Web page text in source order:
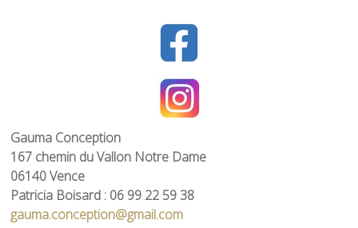
Gauma Conception
167 chemin du Vallon Notre Dame
06140 Vence
Patricia Boisard : 06 99 22 59 38
gauma.conception@gmail.com